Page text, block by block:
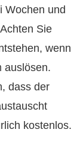
Wochen und
Sie
wenn
auslösen.
dass der
kostenlos.